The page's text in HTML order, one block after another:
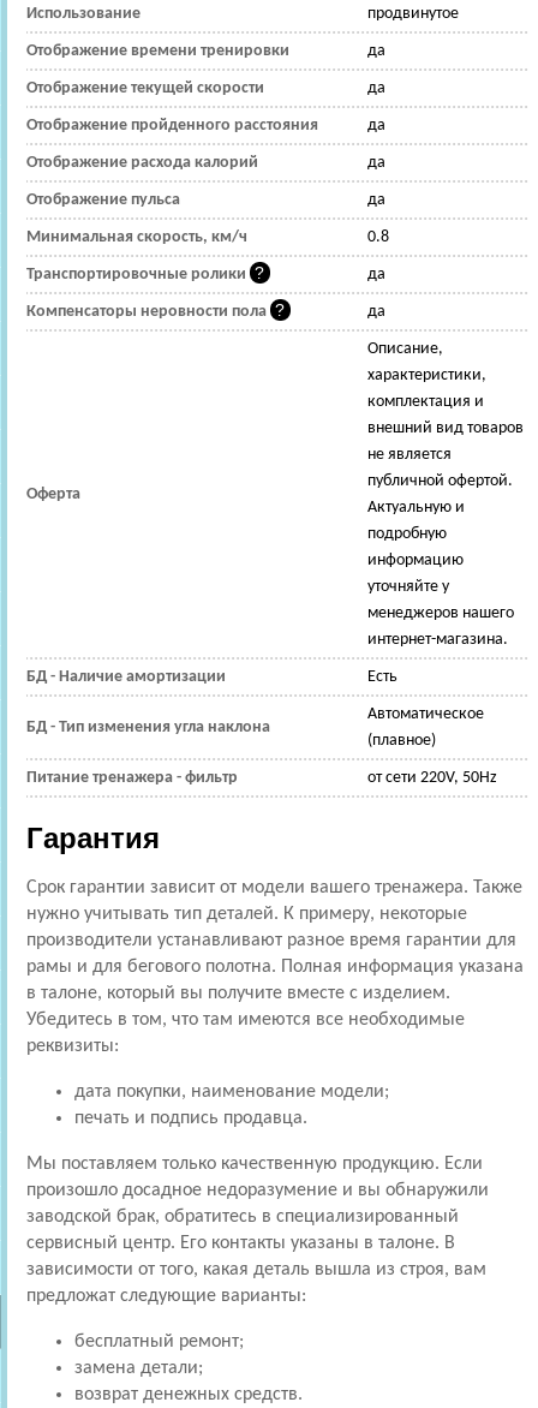
Использование продвинутое
Отображение времени тренировки да
Отображение текущей скорости да
Отображение пройденного расстояния да
Отображение расхода калорий да
Отображение пульса да
Минимальная скорость, км/ч 0.8
Транспортировочные ролики да
Компенсаторы неровности пола да
Оферта
Описание,
характеристики,
комплектация и
внешний вид товаров
не является
публичной офертой.
Актуальную и
подробную
информацию
уточняйте у
менеджеров нашего
интернет-магазина.
БД - Наличие амортизации Есть
БД - Тип изменения угла наклона
Автоматическое
(плавное)
Питание тренажера - фильтр от сети 220V, 50Hz
Гарантия
Срок гарантии зависит от модели вашего тренажера. Также
нужно учитывать тип деталей. К примеру, некоторые
производители устанавливают разное время гарантии для
рамы и для бегового полотна. Полная информация указана
в талоне, который вы получите вместе с изделием.
Убедитесь в том, что там имеются все необходимые
реквизиты:
дата покупки, наименование модели;
печать и подпись продавца.
Мы поставляем только качественную продукцию. Если
произошло досадное недоразумение и вы обнаружили
заводской брак, обратитесь в специализированный
сервисный центр. Его контакты указаны в талоне. В
зависимости от того, какая деталь вышла из строя, вам
предложат следующие варианты:
бесплатный ремонт;
замена детали;
возврат денежных средств.